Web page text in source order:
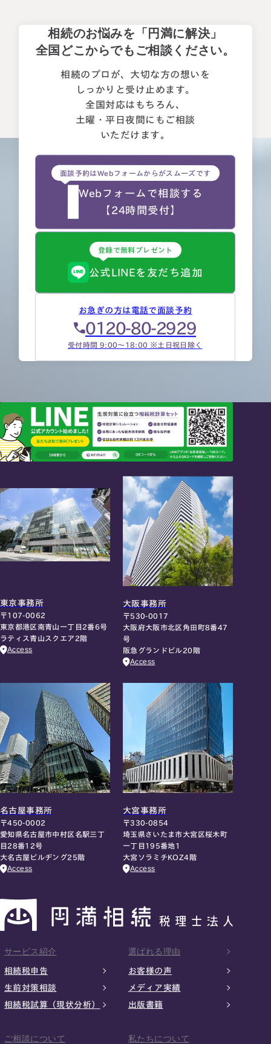
相続のお悩みを「円満に解決」
全国どこからでもご相談ください。
相続のプロが、大切な方の想いを
しっかりと受け止めます。
全国対応はもちろん、
土曜・平日夜間にもご相談
いただけます。
面談予約はWebフォームからがスムーズです
Webフォームで相談する
【24時間受付】
登録で無料プレゼント
公式LINEを友だち追加
お急ぎの方は電話で面談予約
0120-80-2929
受付時間 9:00～18:00 ※土日祝日除く
東京事務所
〒107-0062
東京都港区南青山一丁目2番6号
ラティス青山スクエア2階
Access
大阪事務所
〒530-0017
大阪府大阪市北区角田町8番47
号
阪急グランドビル20階
Access
名古屋事務所
〒450-0002
愛知県名古屋市中村区名駅三丁
目28番12号
大名古屋ビルヂング25階
Access
大宮事務所
〒330-0854
埼玉県さいたま市大宮区桜木町
一丁目195番地1
大宮ソラミチKOZ4階
Access
サービス紹介
相続税申告
生前対策相談
相続税試算（現状分析）
選ばれる理由
お客様の声
メディア実績
出版書籍
ご相談について 私たちについて